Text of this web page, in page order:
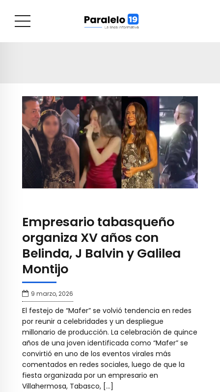
Empresario tabasqueño
organiza XV años con
Belinda, J Balvin y Galilea
Montijo
9 marzo, 2026
El festejo de “Mafer” se volvió tendencia en redes
por reunir a celebridades y un despliegue
millonario de producción. La celebración de quince
años de una joven identificada como “Mafer” se
convirtió en uno de los eventos virales más
comentados en redes sociales, luego de que la
fiesta organizada por un empresario en
Villahermosa, Tabasco, […]